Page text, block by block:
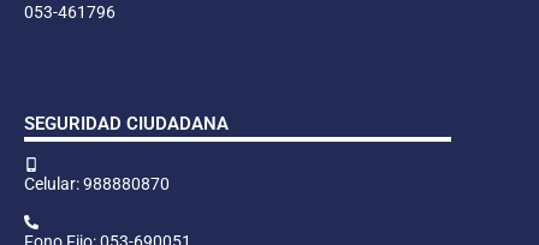
053-461796
SEGURIDAD CIUDADANA
Celular: 988880870
Fono Fijo: 053-690051